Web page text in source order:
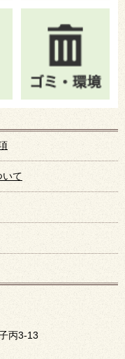
いて
丙3-13